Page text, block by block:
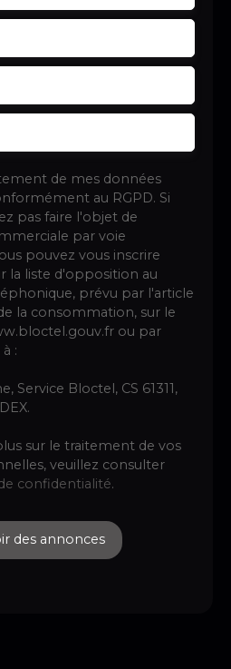
de mes données
au RGPD. Si
pas faire l'objet de
par voie
pouvez vous inscrire
la liste d'opposition au
prévu par l'article
la consommation, sur le
ou par
:
Service Bloctel, CS 61311,
sur le traitement de vos
veuillez consulter
confidentialité.
des annonces